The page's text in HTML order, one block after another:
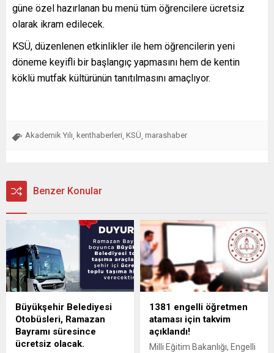
güne özel hazırlanan bu menü tüm öğrencilere ücretsiz
olarak ikram edilecek.
KSÜ, düzenlenen etkinlikler ile hem öğrencilerin yeni
döneme keyifli bir başlangıç yapmasını hem de kentin
köklü mutfak kültürünün tanıtılmasını amaçlıyor.
Akademik Yılı kenthaberleri KSÜ marashaber
Benzer Konular
Büyükşehir Belediyesi
Otobüsleri, Ramazan
Bayramı süresince
ücretsiz olacak.
1381 engelli öğretmen
ataması için takvim
açıklandı!
Milli Eğitim Bakanlığı, Engelli